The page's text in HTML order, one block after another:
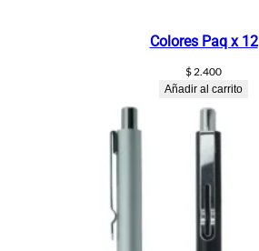
Colores Paq x 12
$2.400
Añadir al carrito